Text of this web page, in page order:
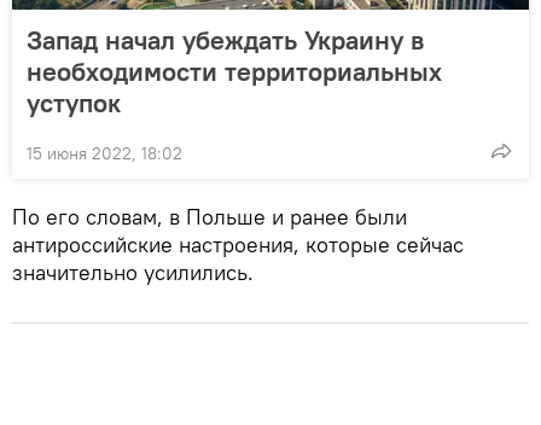
Запад начал убеждать Украину в
необходимости территориальных
уступок
15 июня 2022, 18:02
По его словам, в Польше и ранее были
антироссийские настроения, которые сейчас
значительно усилились.